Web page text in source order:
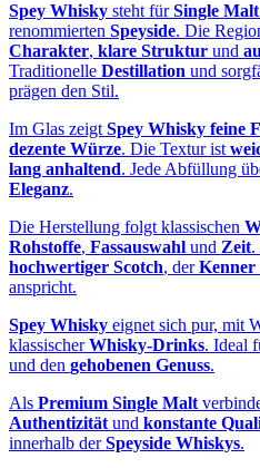
Spey Whisky steht fürSingle
renommierten Speyside. Die
Charakter, klare Struktur und
Traditionelle Destillation und
prägen den Stil.
Im Glas zeigt Spey Whisky feine
dezente Würze. Die Textur ist
lang anhaltend. Jede Abfüllung
Eleganz.
Die Herstellung folgt klassischen
Rohstoffe, Fassauswahl und Zeit.
hochwertiger Scotch, derKenner
anspricht.
Spey Whisky eignet sich pur, mit
klassischerWhisky-Drinks. Ideal
und den gehobenen Genuss.
Als Premium Single Malt
Authentizität und konstante
innerhalb derSpeyside Whiskys.